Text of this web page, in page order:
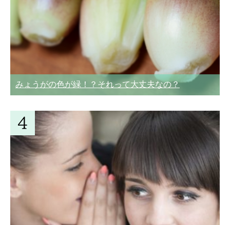
みょうがの色が緑！？それって大丈夫なの？